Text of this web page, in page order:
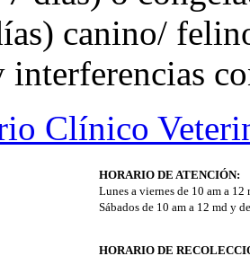
canino/
HORARIO DE ATENCIÓN:
Lunes a viernes de 10 am a 12
Sábados de 10 am a 12 md y
HORARIO DE